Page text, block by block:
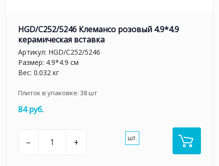
HGD/C252/5246 Клемансо розовый 4.9*4.9
керамическая вставка
Артикул: HGD/C252/5246
Размер: 4.9*4.9 см
Вес: 0.032 кг
Плиток в упаковке: 38шт
84 руб.
– + шт.